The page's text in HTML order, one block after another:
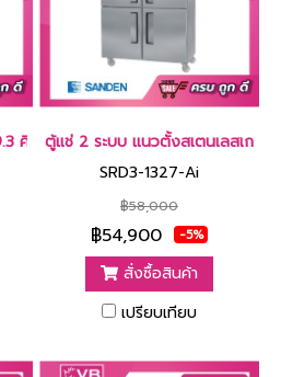
คิว สเตนเลสเกรด304 [RDS-1325i]
ตู้แช่ 2 ระบบ แนวตั้งสเตนเลสเกรด
SRD3-1327-Ai
฿58,000
฿54,900 -5%
สั่งซื้อสินค้า
เปรียบเทียบ